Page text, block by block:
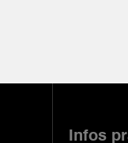
Infos